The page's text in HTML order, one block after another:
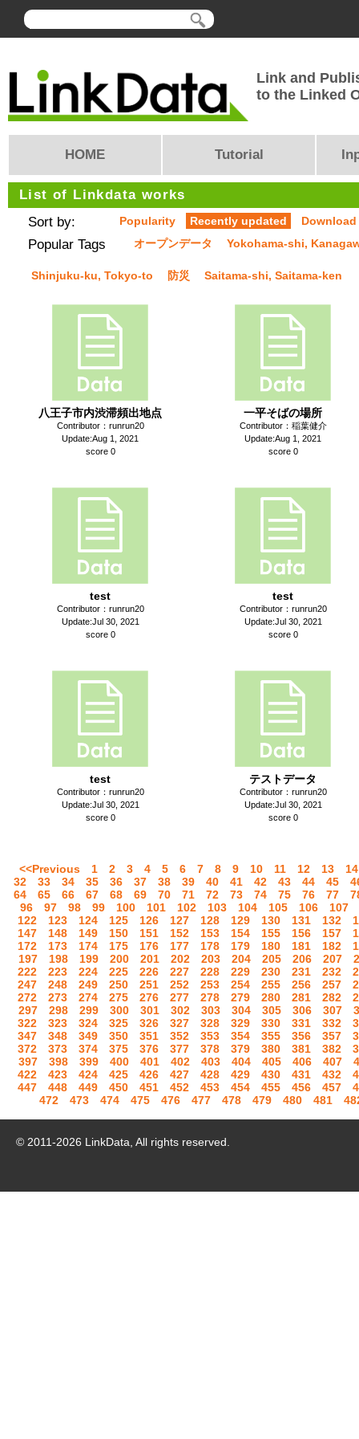
Link and
to the Linked
HOME Tutorial
List of Linkdata works
Sort by:
Popularity Recently updated
Popular Tags オープンデータ Yokohama-shi,
Shinjuku-ku, Tokyo-to 防災 Saitama-shi, Saitama-ken
八王子市内渋滞頻出地点
Contributor：runrun20
Update:Aug 1, 2021
score 0
一平そばの場所
Contributor：稲葉健介
Update:Aug 1, 2021
score 0
test
Contributor：runrun20
Update:Jul 30, 2021
score 0
test
Contributor：runrun20
Update:Jul 30, 2021
score 0
test
Contributor：runrun20
Update:Jul 30, 2021
score 0
テストデータ
Contributor：runrun20
Update:Jul 30, 2021
score 0
<<Previous 1 2 3 4 5 6 7 8 9 10 11 12 13
14
32
33 34 35 36 37 38 39 40 41 42 43 44 45
64
65 66 67 68 69 70 71 72 73 74 75 76 77
96
97 98 99 100 101 102 103 104 105 106
107
122
123 124 125 126 127 128 129 130 131 132
147
148 149 150 151 152 153 154 155 156 157
172
173 174 175 176 177 178 179 180 181 182
197
198 199 200 201 202 203 204 205 206 207
222
223 224 225 226 227 228 229 230 231 232
247
248 249 250 251 252 253 254 255 256 257
272
273 274 275 276 277 278 279 280 281 282
297
298 299 300 301 302 303 304 305 306 307
322
323 324 325 326 327 328 329 330 331 332
347
348 349 350 351 352 353 354 355 356 357
372
373 374 375 376 377 378 379 380 381 382
397
398 399 400 401 402 403 404 405 406 407
422
423 424 425 426 427 428 429 430 431 432
447
448 449 450 451 452 453 454 455 456 457
472
473 474 475 476 477 478 479 480 481
© 2011-2026 LinkData, All rights reserved.